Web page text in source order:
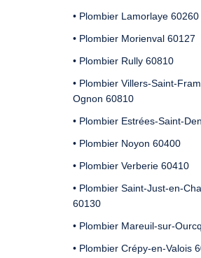
• Plombier Lamorlaye 60260
• Plombier Morienval 60127
• Plombier Rully 60810
• Plombier Villers-Saint-
Ognon 60810
• Plombier Estrées-Saint-
• Plombier Noyon 60400
• Plombier Verberie 60410
• Plombier Saint-Just-en-
60130
• Plombier Mareuil-sur-
• Plombier Crépy-en-Valois